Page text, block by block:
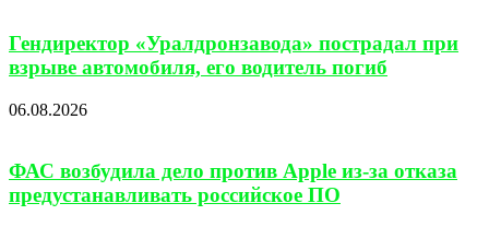
Гендиректор «Уралдронзавода» пострадал при
взрыве автомобиля, его водитель погиб
06.08.2026
ФАС возбудила дело против Apple из-за отказа
предустанавливать российское ПО